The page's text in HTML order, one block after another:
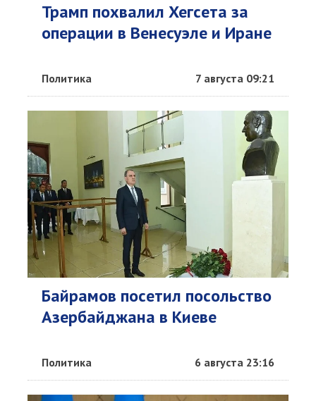
Трамп похвалил Хегсета за
операции в Венесуэле и Иране
Политика 7 августа 09:21
Байрамов посетил посольство
Азербайджана в Киеве
Политика 6 августа 23:16